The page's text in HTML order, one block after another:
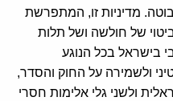
מדיניות זו, המתפרשת
של חולשה ושל תלות
בישראל בכל הנוגע
ולשמירה על החוק והסדר,
ולשני גלי אלימות חסרי